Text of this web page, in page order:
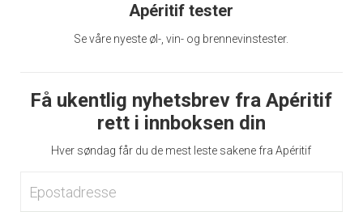
Apéritif tester
Se våre nyeste øl-, vin- og brennevinstester.
Få ukentlig nyhetsbrev fra Apéritif
rett i innboksen din
Hver søndag får du de mest leste sakene fra Apéritif